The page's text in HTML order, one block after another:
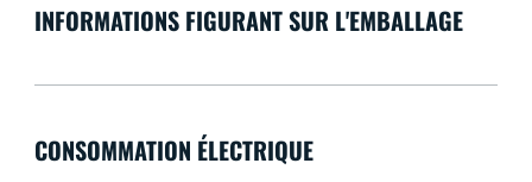
INFORMATIONS FIGURANT SUR L'EMBALLAGE
CONSOMMATION ÉLECTRIQUE